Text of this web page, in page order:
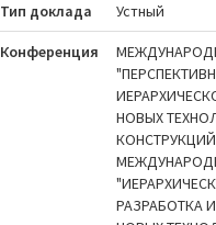
Тип доклада Устный
Конференция
НОВЫХ
РАЗРАБОТКА